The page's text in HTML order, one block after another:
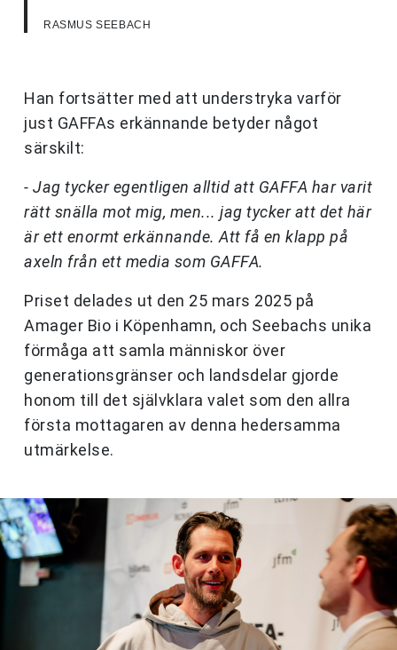
RASMUS SEEBACH
Han fortsätter med att understryka varför
just GAFFAs erkännande betyder något
särskilt:
- Jag tycker egentligen alltid att GAFFA har varit
rätt snälla mot mig, men... jag tycker att det här
är ett enormt erkännande. Att få en klapp på
axeln från ett media som GAFFA.
Priset delades ut den 25 mars 2025 på
Amager Bio i Köpenhamn, och Seebachs unika
förmåga att samla människor över
generationsgränser och landsdelar gjorde
honom till det självklara valet som den allra
första mottagaren av denna hedersamma
utmärkelse.